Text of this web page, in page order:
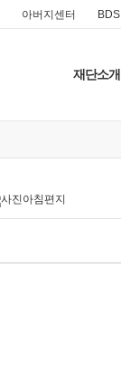
아버지센터 BDS
재단소개